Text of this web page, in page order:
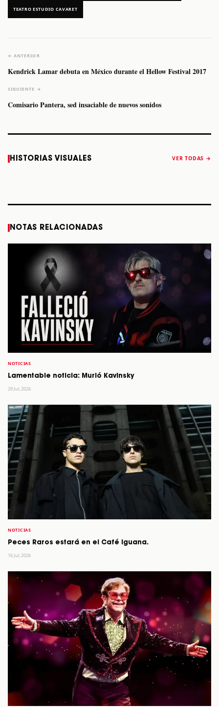
TEATRO ESTUDIO CAVARET
← ANTERIOR
Kendrick Lamar debuta en México durante el Hellow Festival 2017
SIGUIENTE →
Comisario Pantera, sed insaciable de nuevos sonidos
HISTORIAS VISUALES VER TODAS →
a Monterrey el
Staiti, guitarrista
anuncia “Reality
NOTAS RELACIONADAS
NOTICIAS
Lamentable noticia: Murió Kavinsky
29 Jul, 2026
NOTICIAS
Peces Raros estará en el Café Iguana.
16 Jul, 2026